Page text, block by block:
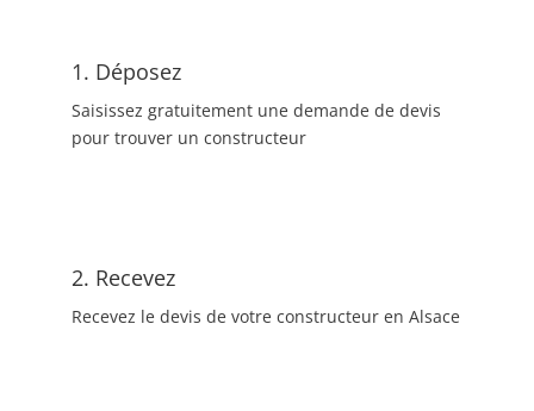
1. Déposez
Saisissez gratuitement une demande de devis
pour trouver un constructeur
2. Recevez
Recevez le devis de votre constructeur en Alsace